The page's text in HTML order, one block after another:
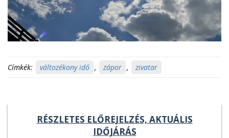
Címkék: változékony idő , zápor , zivatar
RÉSZLETES ELŐREJELZÉS, AKTUÁLIS
IDŐJÁRÁS